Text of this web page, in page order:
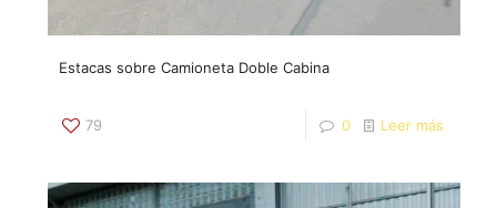
Estacas sobre Camioneta Doble Cabina
79 0 Leer más